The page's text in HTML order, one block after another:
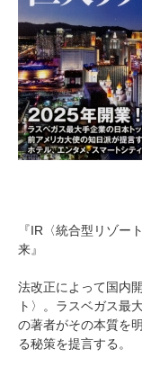
『IR〈統合型リゾ
来』
法改正によって国内
ト〉。ラスベガス最
の著者がその本質を
る秘策を提言する。